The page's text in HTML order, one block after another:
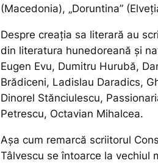
(Macedonia), „Doruntina”
Despre creația sa literară au
din literatura hunedoreană și
Eugen Evu, Dumitru Hurubă,
Brădiceni, Ladislau Daradics,
Dinorel Stănciulescu,
Petrescu, Octavian Mihalcea.
Așa cum remarcă scriitorul
Tâlvescu se întoarce la vechiul